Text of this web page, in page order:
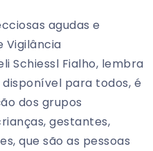
agudas e
Vigilância
Schiessl Fialho, lembra
para todos, é
dos grupos
gestantes,
que são as pessoas